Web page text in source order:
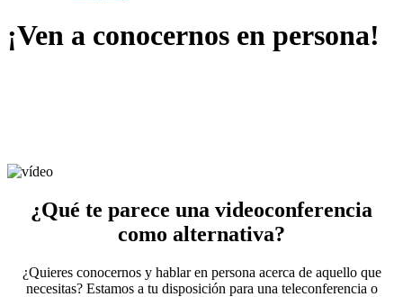
¡Ven a conocernos en persona!
¿Qué te parece una videoconferencia
como alternativa?
¿Quieres conocernos y hablar en persona acerca de aquello que
necesitas? Estamos a tu disposición para una teleconferencia o